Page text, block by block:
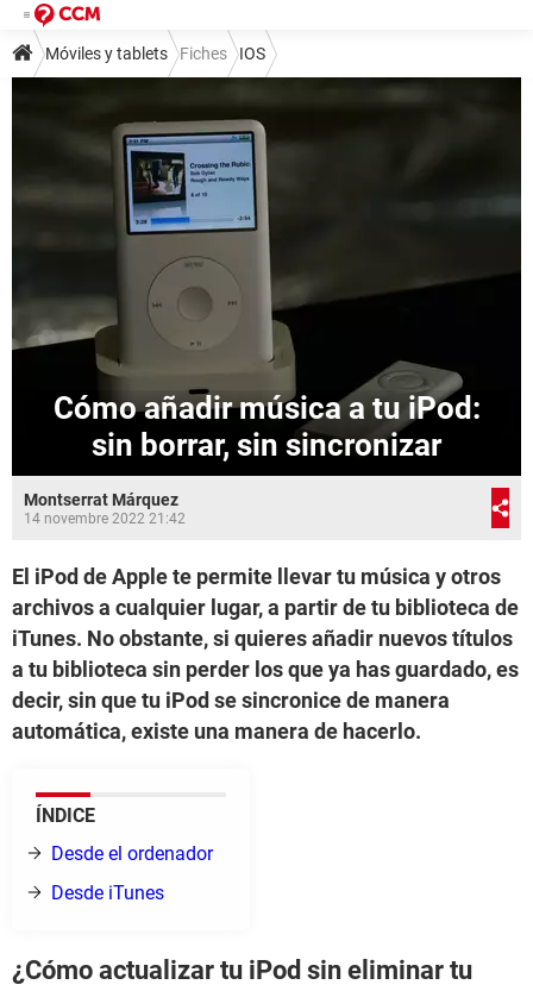
Móviles y tablets Fiches IOS
Cómo añadir música a tu iPod:
sin borrar, sin sincronizar
Montserrat Márquez
14 novembre 2022 21:42
El iPod de Apple te permite llevar tu música y otros
archivos a cualquier lugar, a partir de tu biblioteca de
iTunes. No obstante, si quieres añadir nuevos títulos
a tu biblioteca sin perder los que ya has guardado, es
decir, sin que tu iPod se sincronice de manera
automática, existe una manera de hacerlo.
ÍNDICE
Desde el ordenador
Desde iTunes
¿Cómo actualizar tu iPod sin eliminar tu